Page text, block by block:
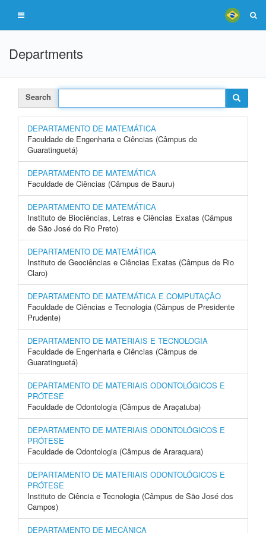
Departments
Search
DEPARTAMENTO DE MATEMÁTICA
Faculdade de Engenharia e Ciências (Câmpus de
Guaratinguetá)
DEPARTAMENTO DE MATEMÁTICA
Faculdade de Ciências (Câmpus de Bauru)
DEPARTAMENTO DE MATEMÁTICA
Instituto de Biociências, Letras e Ciências Exatas (Câmpus
de São José do Rio Preto)
DEPARTAMENTO DE MATEMÁTICA
Instituto de Geociências e Ciências Exatas (Câmpus de Rio
Claro)
DEPARTAMENTO DE MATEMÁTICA E COMPUTAÇÃO
Faculdade de Ciências e Tecnologia (Câmpus de Presidente
Prudente)
DEPARTAMENTO DE MATERIAIS E TECNOLOGIA
Faculdade de Engenharia e Ciências (Câmpus de
Guaratinguetá)
DEPARTAMENTO DE MATERIAIS ODONTOLÓGICOS E
PRÓTESE
Faculdade de Odontologia (Câmpus de Araçatuba)
DEPARTAMENTO DE MATERIAIS ODONTOLÓGICOS E
PRÓTESE
Faculdade de Odontologia (Câmpus de Araraquara)
DEPARTAMENTO DE MATERIAIS ODONTOLÓGICOS E
PRÓTESE
Instituto de Ciência e Tecnologia (Câmpus de São José dos
Campos)
DEPARTAMENTO DE MECÂNICA